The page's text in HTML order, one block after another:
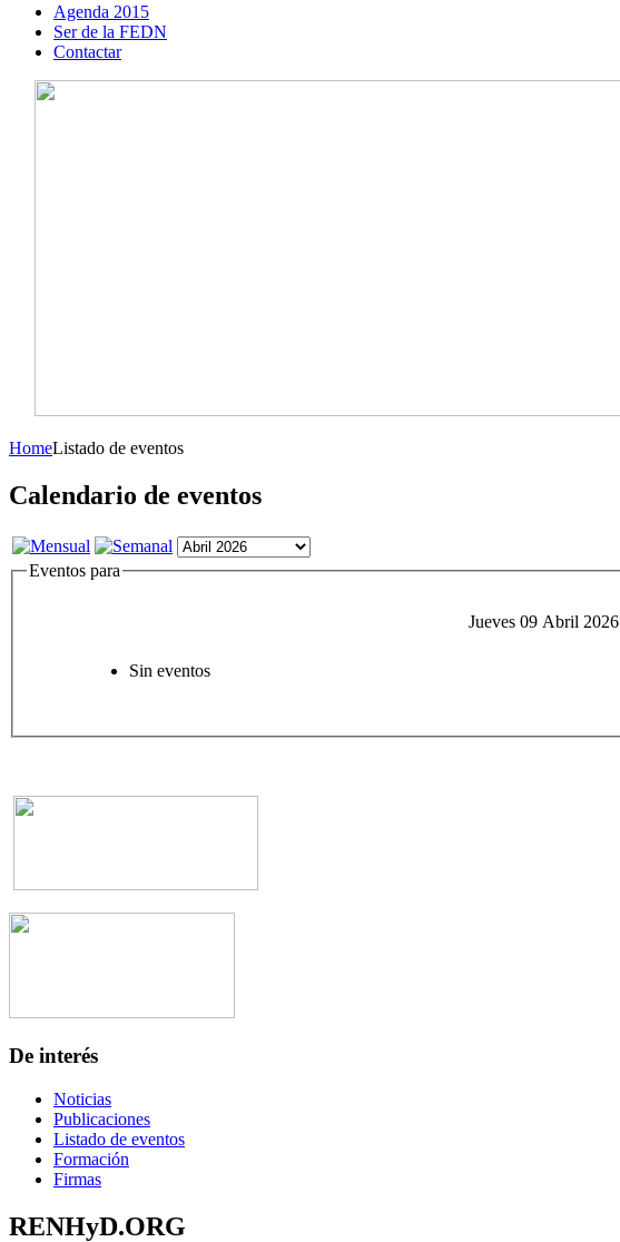
Agenda 2015
Ser de la FEDN
Contactar
HomeListado de eventos
Calendario de eventos
Eventos para
Jueves 09 Abril 2026
Sin eventos
De interés
Noticias
Publicaciones
Listado de eventos
Formación
Firmas
RENHyD.ORG